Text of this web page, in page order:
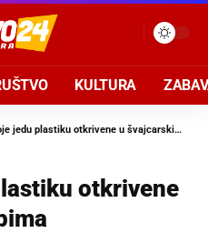
KULTURA
jedu plastiku otkrivene u švajcarskim Alpima
otkrivene